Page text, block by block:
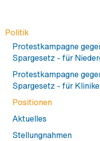
freundliches Krankenhaus
Politik
Protestkampagne
Spargesetz - für
Protestkampagne
Spargesetz - für
Positionen
Aktuelles
Stellungnahmen